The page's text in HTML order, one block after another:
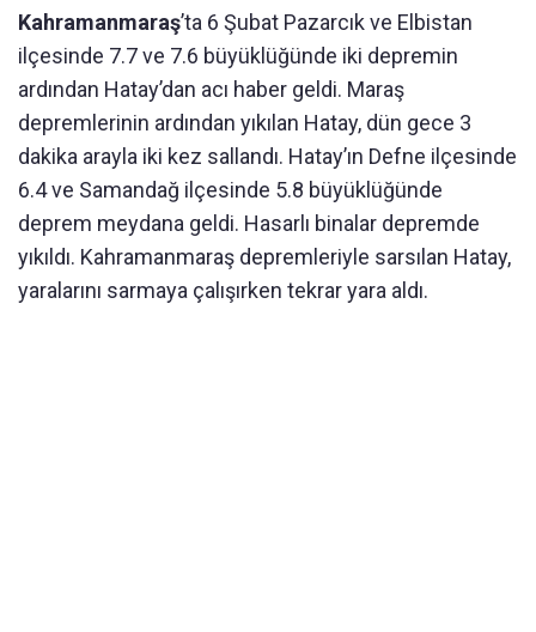
Kahramanmaraş’ta 6 Şubat Pazarcık ve Elbistan
ilçesinde 7.7 ve 7.6 büyüklüğünde iki depremin
ardından Hatay’dan acı haber geldi. Maraş
depremlerinin ardından yıkılan Hatay, dün gece 3
dakika arayla iki kez sallandı. Hatay’ın Defne ilçesinde
6.4 ve Samandağ ilçesinde 5.8 büyüklüğünde
deprem meydana geldi. Hasarlı binalar depremde
yıkıldı. Kahramanmaraş depremleriyle sarsılan Hatay,
yaralarını sarmaya çalışırken tekrar yara aldı.